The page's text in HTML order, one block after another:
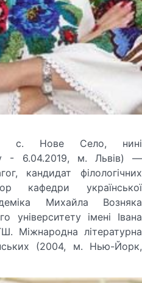
с. Нове Село, нині
- 6.04.2019, м. Львів) —
кандидат філологічних
кафедри української
Михайла Возняка
університету імені Івана
Міжнародна літературна
(2004, м. Нью-Йорк,